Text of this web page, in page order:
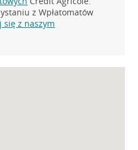
z Wpłatomatów
się z naszym